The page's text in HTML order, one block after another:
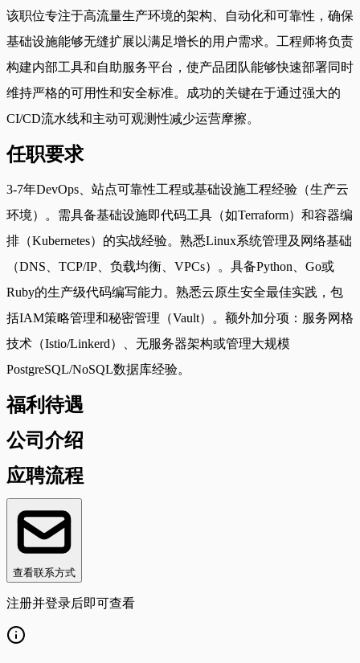
该职位专注于高流量生产环境的架构、自动化和可靠性，确保
基础设施能够无缝扩展以满足增长的用户需求。工程师将负责
构建内部工具和自助服务平台，使产品团队能够快速部署同时
维持严格的可用性和安全标准。成功的关键在于通过强大的
CI/CD流水线和主动可观测性减少运营摩擦。
任职要求
3-7年DevOps、站点可靠性工程或基础设施工程经验（生产云
环境）。需具备基础设施即代码工具（如Terraform）和容器编
排（Kubernetes）的实战经验。熟悉Linux系统管理及网络基础
（DNS、TCP/IP、负载均衡、VPCs）。具备Python、Go或
Ruby的生产级代码编写能力。熟悉云原生安全最佳实践，包
括IAM策略管理和秘密管理（Vault）。额外加分项：服务网格
技术（Istio/Linkerd）、无服务器架构或管理大规模
PostgreSQL/NoSQL数据库经验。
福利待遇
公司介绍
应聘流程
查看联系方式
注册并登录后即可查看